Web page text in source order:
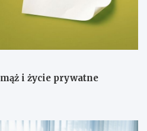
i życie prywatne